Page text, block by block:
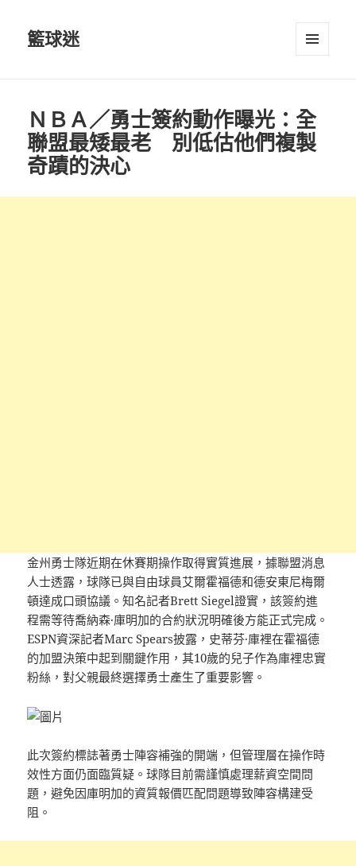
籃球迷
ＮＢＡ／勇士簽約動作曝光：全
聯盟最矮最老 別低估他們複製
奇蹟的決心
金州勇士隊近期在休賽期操作取得實質進展，據聯盟消息
人士透露，球隊已與自由球員艾爾霍福德和德安東尼梅爾
頓達成口頭協議。知名記者Brett Siegel證實，該簽約進
程需等待喬納森·庫明加的合約狀況明確後方能正式完成。
ESPN資深記者Marc Spears披露，史蒂芬·庫裡在霍福德
的加盟決策中起到關鍵作用，其10歲的兒子作為庫裡忠實
粉絲，對父親最終選擇勇士產生了重要影響。
此次簽約標誌著勇士陣容補強的開端，但管理層在操作時
效性方面仍面臨質疑。球隊目前需謹慎處理薪資空間問
題，避免因庫明加的資質報價匹配問題導致陣容構建受
阻。